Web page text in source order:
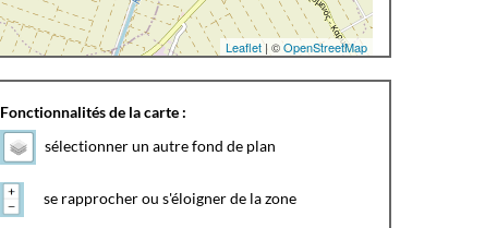
Leaflet| ©OpenStreetMap
Fonctionnalités de la carte :
sélectionner un autre fond de plan
se rapprocher ou s'éloigner de la zone